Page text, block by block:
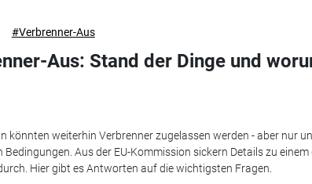
#Verbrenner-Aus
Aus: Stand der Dinge und
könnten weiterhin Verbrenner zugelassen werden - aber nur
Bedingungen. Aus der EU-Kommission sickern Details zu
Hier gibt es Antworten auf die wichtigsten Fragen.